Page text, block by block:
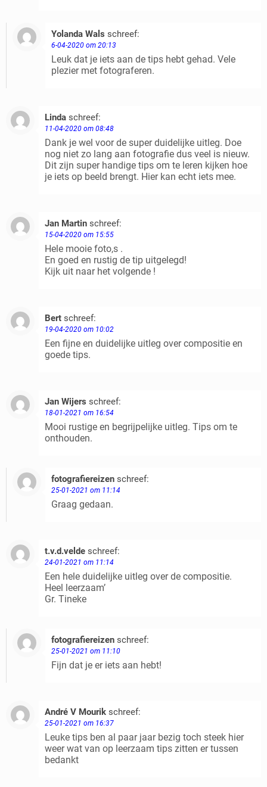
Yolanda Wals schreef:
6-04-2020 om 20:13
Leuk dat je iets aan de tips hebt gehad. Vele
plezier met fotograferen.
Linda schreef:
11-04-2020 om 08:48
Dank je wel voor de super duidelijke uitleg. Doe
nog niet zo lang aan fotografie dus veel is nieuw.
Dit zijn super handige tips om te leren kijken hoe
je iets op beeld brengt. Hier kan echt iets mee.
Jan Martin schreef:
15-04-2020 om 15:55
Hele mooie foto,s .
En goed en rustig de tip uitgelegd!
Kijk uit naar het volgende !
Bert schreef:
19-04-2020 om 10:02
Een fijne en duidelijke uitleg over compositie en
goede tips.
Jan Wijers schreef:
18-01-2021 om 16:54
Mooi rustige en begrijpelijke uitleg. Tips om te
onthouden.
fotografiereizen schreef:
25-01-2021 om 11:14
Graag gedaan.
t.v.d.velde schreef:
24-01-2021 om 11:14
Een hele duidelijke uitleg over de compositie.
Heel leerzaam’
Gr. Tineke
fotografiereizen schreef:
25-01-2021 om 11:10
Fijn dat je er iets aan hebt!
André V Mourik schreef:
25-01-2021 om 16:37
Leuke tips ben al paar jaar bezig toch steek hier
weer wat van op leerzaam tips zitten er tussen
bedankt